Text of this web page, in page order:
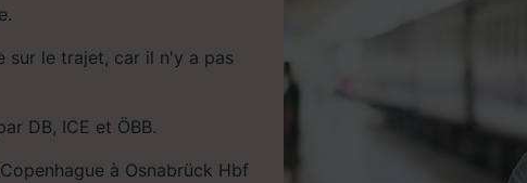
sur le trajet, car il n'y a pas
DB, ICE et ÖBB.
à Osnabrück Hbf